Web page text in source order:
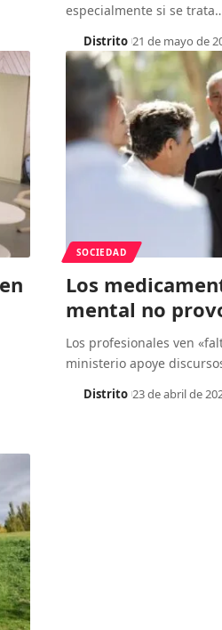
especialmente si se trata
Distrito 21 de mayo de
SOCIEDAD
Los
mental no
Los profesionales ven
ministerio apoye
Distrito 23 de abril de